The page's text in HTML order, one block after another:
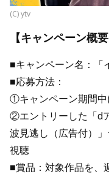
(C) ytv
【キャンペーン概要
■キャンペーン名：「
■応募方法：
①キャンペーン期間中
②エントリーした「d
波見逃し（広告付）
視聴
■賞品：対象作品を、